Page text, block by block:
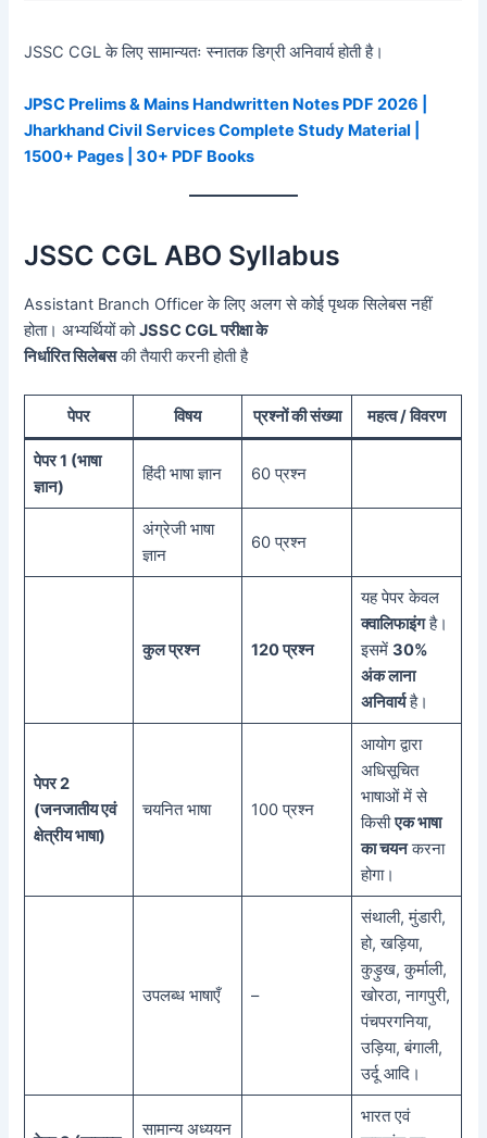
JSSC CGL के लिए सामान्यतः स्नातक डिग्री अनिवार्य होती है।
JPSC Prelims & Mains Handwritten Notes PDF 2026 |
Jharkhand Civil Services Complete Study Material |
1500+ Pages | 30+ PDF Books
JSSC CGL ABO Syllabus
Assistant Branch Officer के लिए अलग से कोई पृथक सिलेबस नहीं
होता। अभ्यर्थियों कोJSSC CGL परीक्षा के
निर्धारित सिलेबसकी तैयारी करनी होती है
पेपर विषय प्रश्नों की संख्या महत्व / विवरण
पेपर 1 (भाषा
ज्ञान)
हिंदी भाषा ज्ञान 60 प्रश्न
अंग्रेजी भाषा
ज्ञान
60 प्रश्न
कुल प्रश्न 120 प्रश्न
यह पेपर केवल
क्वालिफाइंगहै।
इसमें 30%
अंक लाना
अनिवार्यहै।
पेपर 2
(जनजातीय एवं
क्षेत्रीय भाषा)
चयनित भाषा 100 प्रश्न
आयोग द्वारा
अधिसूचित
भाषाओं में से
किसीएक भाषा
का चयनकरना
होगा।
उपलब्ध भाषाएँ –
संथाली, मुंडारी,
हो, खड़िया,
कुड़ुख, कुर्माली,
खोरठा, नागपुरी,
पंचपरगनिया,
उड़िया, बंगाली,
उर्दू आदि।
सामान्य अध्ययन
भारत एवं